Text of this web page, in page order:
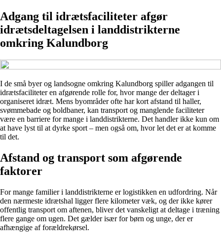
Adgang til idrætsfaciliteter afgør
idrætsdeltagelsen i landdistrikterne
omkring Kalundborg
I de små byer og landsogne omkring Kalundborg spiller adgangen til
idrætsfaciliteter en afgørende rolle for, hvor mange der deltager i
organiseret idræt. Mens byområder ofte har kort afstand til haller,
svømmebade og boldbaner, kan transport og manglende faciliteter
være en barriere for mange i landdistrikterne. Det handler ikke kun om
at have lyst til at dyrke sport – men også om, hvor let det er at komme
til det.
Afstand og transport som afgørende
faktorer
For mange familier i landdistrikterne er logistikken en udfordring. Når
den nærmeste idrætshal ligger flere kilometer væk, og der ikke kører
offentlig transport om aftenen, bliver det vanskeligt at deltage i træning
flere gange om ugen. Det gælder især for børn og unge, der er
afhængige af forældrekørsel.